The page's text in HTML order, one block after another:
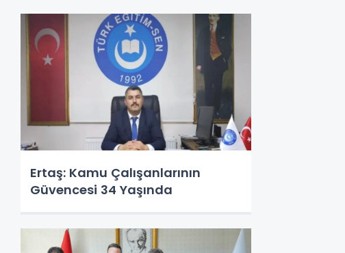
Ertaş: Kamu Çalışanlarının
Güvencesi 34 Yaşında